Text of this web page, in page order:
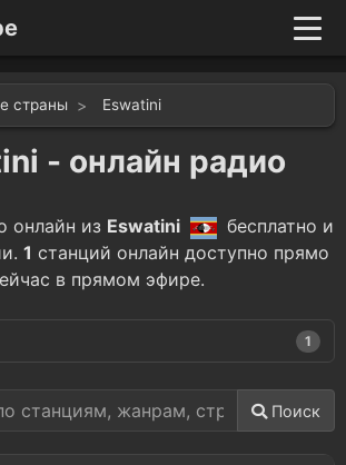
страны Eswatini
- онлайн радио
онлайн из Eswatini
бесплатно и
1 станций онлайн доступно прямо
в прямом эфире.
1
Поиск